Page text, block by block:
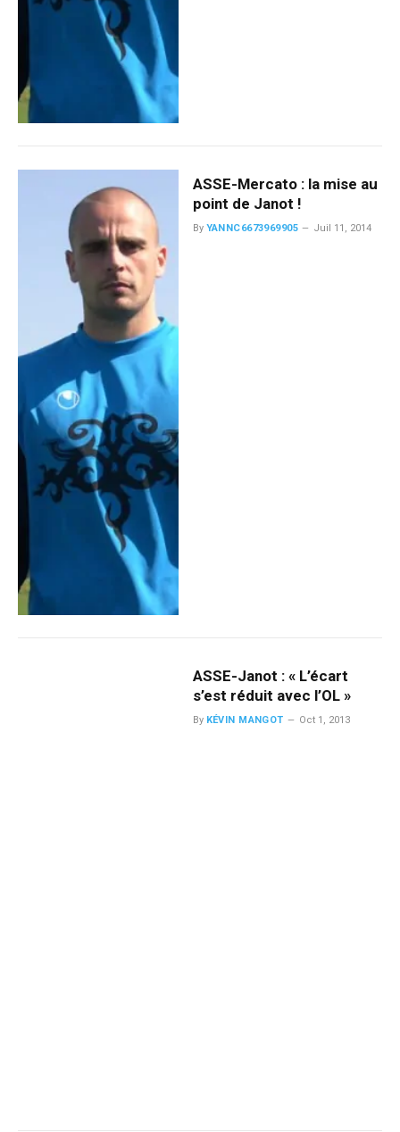
ASSE-Mercato : la mise au
point de Janot !
By YANNC6673969905 Juil 11, 2014
ASSE-Janot : « L’écart
s’est réduit avec l’OL »
By KÉVIN MANGOT Oct 1, 2013